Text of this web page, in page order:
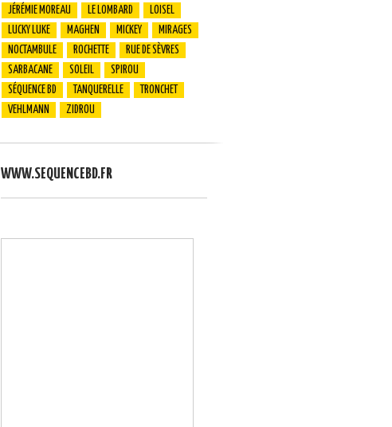
JÉRÉMIE MOREAU
LE LOMBARD
LOISEL
LUCKY LUKE
MAGHEN MICKEY
MIRAGES
NOCTAMBULE
ROCHETTE
RUE DE SÈVRES
SARBACANE
SOLEIL
SPIROU
SÉQUENCE BD
TANQUERELLE
TRONCHET
VEHLMANN
ZIDROU
WWW.SEQUENCEBD.FR